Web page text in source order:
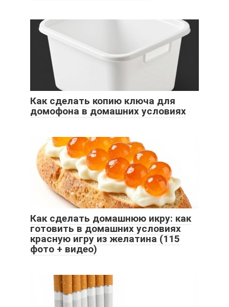
Как сделать копию ключа для
домофона в домашних условиях
Как сделать домашнюю икру: как
готовить в домашних условиях
красную игру из желатина (115
фото + видео)